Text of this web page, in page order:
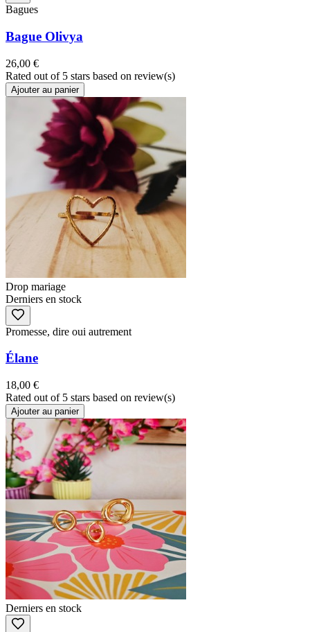
Bagues
Bague Olivya
26,00 €
Rated out of 5 stars based on review(s)
Ajouter au panier
Drop mariage
Derniers en stock
Promesse, dire oui autrement
Élane
18,00 €
Rated out of 5 stars based on review(s)
Ajouter au panier
Derniers en stock